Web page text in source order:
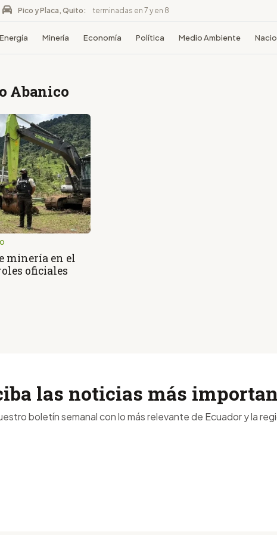
Pico y Placa, Quito: terminadas en 7 y en 8
Energía Minería Economía Política Medio Ambiente
Abanico
minería en el
oficiales
las noticias más
boletín semanal con lo más relevante de Ecuador y la